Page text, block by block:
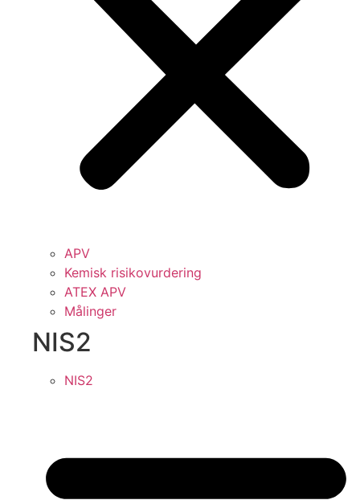
APV
Kemisk risikovurdering
ATEX APV
Målinger
NIS2
NIS2